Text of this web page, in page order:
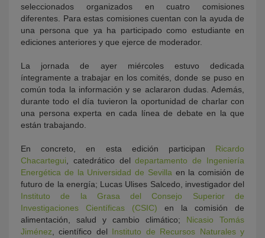
seleccionados organizados en cuatro comisiones
diferentes. Para estas comisiones cuentan con la ayuda de
una persona que ya ha participado como estudiante en
ediciones anteriores y que ejerce de moderador.
La jornada de ayer miércoles estuvo dedicada
íntegramente a trabajar en los comités, donde se puso en
común toda la información y se aclararon dudas. Además,
durante todo el día tuvieron la oportunidad de charlar con
una persona experta en cada línea de debate en la que
están trabajando.
En concreto, en esta edición participan Ricardo
Chacartegui , catedrático deldepartamento de Ingeniería
Energética de la Universidad de Sevilla en la comisión de
futuro de la energía; Lucas Ulises Salcedo, investigador del
Instituto de la Grasa del Consejo Superior de
Investigaciones Científicas (CSIC) en la comisión de
alimentación, salud y cambio climático; Nicasio Tomás
Jiménez , científico del Instituto de Recursos Naturales y